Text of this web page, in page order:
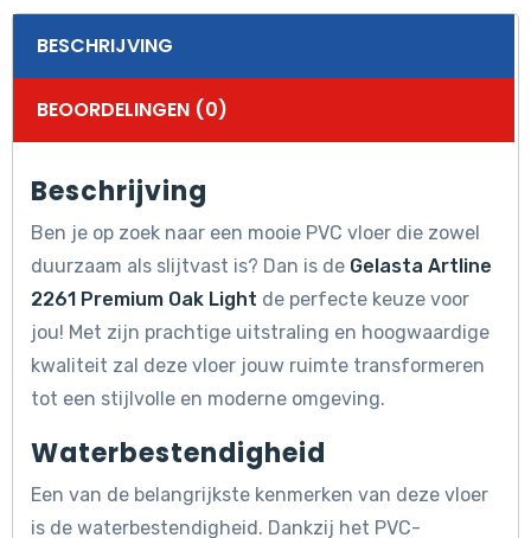
BESCHRIJVING
BEOORDELINGEN (0)
Beschrijving
Ben je op zoek naar een mooie PVC vloer die zowel
duurzaam als slijtvast is? Dan is de Gelasta Artline
2261 Premium Oak Light de perfecte keuze voor
jou! Met zijn prachtige uitstraling en hoogwaardige
kwaliteit zal deze vloer jouw ruimte transformeren
tot een stijlvolle en moderne omgeving.
Waterbestendigheid
Een van de belangrijkste kenmerken van deze vloer
is de waterbestendigheid. Dankzij het PVC-